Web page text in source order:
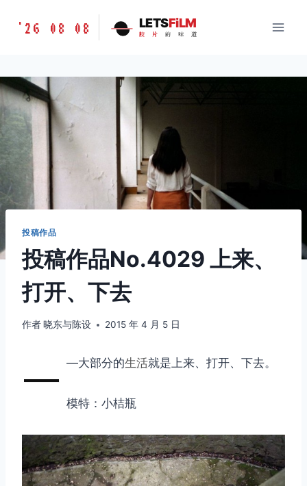
胶
味
道
LETSFILM
'26 08 08 LETSFiLM
胶 片 的 味 道
投稿作品
投稿作品No.4029 上来、
打开、下去
作者晓东与陈设 2015 年 4 月 5 日
— —大部分的生活就是上来、打开、下去。
模特：小桔瓶